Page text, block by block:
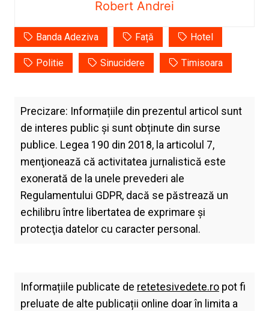
Robert Andrei
Banda Adeziva Față Hotel
Politie Sinucidere Timisoara
Precizare: Informațiile din prezentul articol sunt
de interes public și sunt obținute din surse
publice. Legea 190 din 2018, la articolul 7,
menţionează că activitatea jurnalistică este
exonerată de la unele prevederi ale
Regulamentului GDPR, dacă se păstrează un
echilibru între libertatea de exprimare şi
protecţia datelor cu caracter personal.
Informațiile publicate de retetesivedete.ropot fi
preluate de alte publicații online doar în limita a